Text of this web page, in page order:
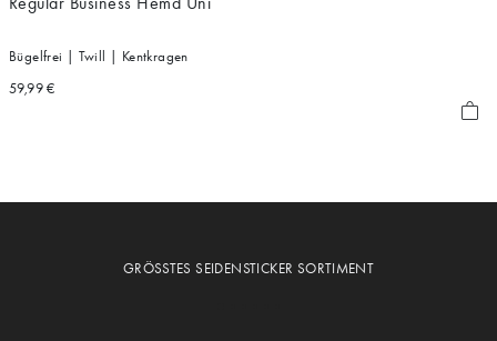
Bügelfrei | Twill | Kentkragen
59,99 €
GRÖSSTES SEIDENSTICKER SORTIMENT